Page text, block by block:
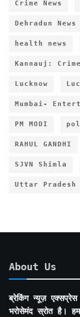
Crime News
Dehradun News
health news
Kannauj:
Lucknow
Mumbai-
PM MODI
RAHUL GANDHI
SJVN Shimla
Uttar Pradesh
About Us
ब्रेकिंग न्यूज़
भरोसेमंद स्रोत है।